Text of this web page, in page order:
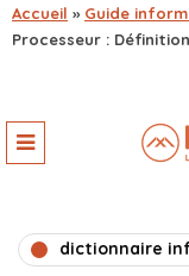
Accueil » Guide
Processeur :
dictionnaire